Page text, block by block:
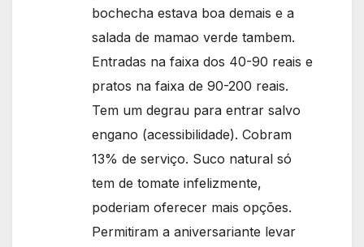
bochecha estava boa demais e a
salada de mamao verde tambem.
Entradas na faixa dos 40-90 reais e
pratos na faixa de 90-200 reais.
Tem um degrau para entrar salvo
engano (acessibilidade). Cobram
13% de serviço. Suco natural só
tem de tomate infelizmente,
poderiam oferecer mais opções.
Permitiram a aniversariante levar